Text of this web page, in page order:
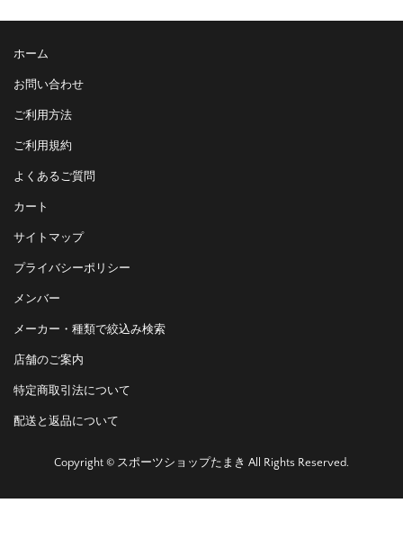
ホーム
お問い合わせ
ご利用方法
ご利用規約
よくあるご質問
カート
サイトマップ
プライバシーポリシー
メンバー
メーカー・種類で絞込み検索
店舗のご案内
特定商取引法について
配送と返品について
Copyright © スポーツショップたまき All Rights Reserved.